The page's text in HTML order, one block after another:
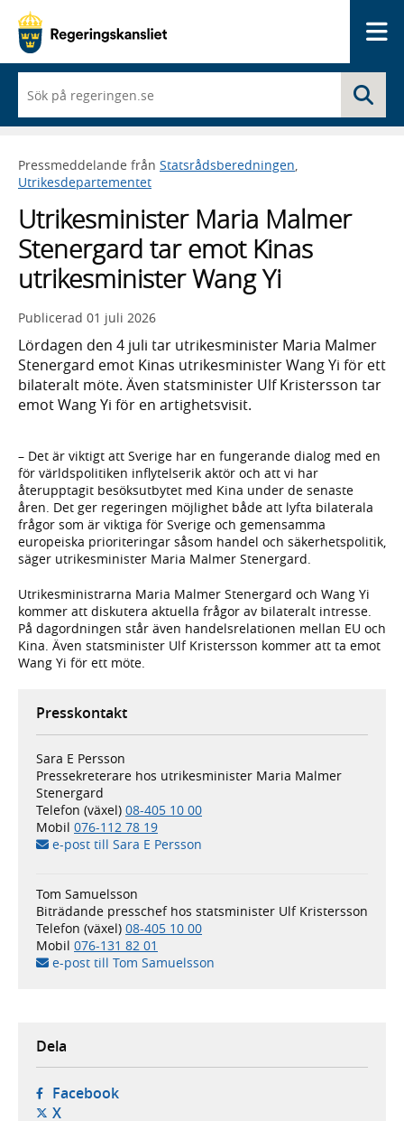
du
börjar
skriva
framträder
en
med
sökförslag
Pressmeddelande från Statsrådsberedningen,
Utrikesdepartementet
Utrikesminister Maria Malmer
Stenergard tar emot Kinas
utrikesminister Wang Yi
Publicerad 01 juli 2026
Lördagen den 4 juli tar utrikesminister Maria Malmer
Stenergard emot Kinas utrikesminister Wang Yi för ett
bilateralt möte. Även statsminister Ulf Kristersson tar
emot Wang Yi för en artighetsvisit.
– Det är viktigt att Sverige har en fungerande dialog med en
för världspolitiken inflytelserik aktör och att vi har
återupptagit besöksutbytet med Kina under de senaste
åren. Det ger regeringen möjlighet både att lyfta bilaterala
frågor som är viktiga för Sverige och gemensamma
europeiska prioriteringar såsom handel och säkerhetspolitik,
säger utrikesminister Maria Malmer Stenergard.
Utrikesministrarna Maria Malmer Stenergard och Wang Yi
kommer att diskutera aktuella frågor av bilateralt intresse.
På dagordningen står även handelsrelationen mellan EU och
Kina. Även statsminister Ulf Kristersson kommer att ta emot
Wang Yi för ett möte.
Presskontakt
Sara E Persson
Pressekreterare hos utrikesminister Maria Malmer
Stenergard
Telefon (växel) 08-405 10 00
Mobil 076-112 78 19
e-post till Sara E Persson
Tom Samuelsson
Biträdande presschef hos statsminister Ulf Kristersson
Telefon (växel) 08-405 10 00
Mobil 076-131 82 01
e-post till Tom Samuelsson
Dela
Facebook- öppnas i ny flik, extern webbplats,
X- öppnas i ny flik, extern webbplats,